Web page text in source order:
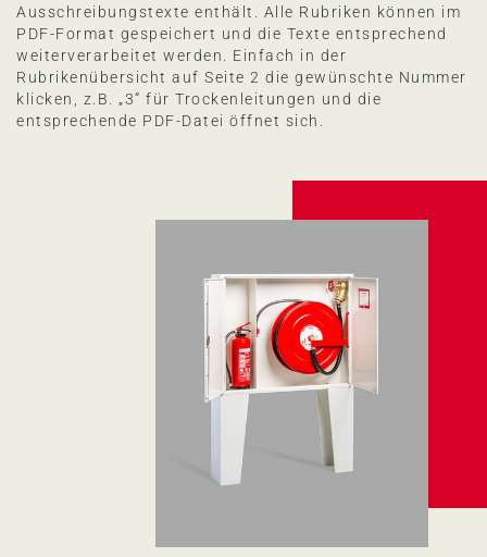
Ausschreibungstexte enthält. Alle Rubriken können im
PDF-Format gespeichert und die Texte entsprechend
weiterverarbeitet werden. Einfach in der
Rubrikenübersicht auf Seite 2 die gewünschte Nummer
klicken, z.B. „3“ für Trockenleitungen und die
entsprechende PDF-Datei öffnet sich.